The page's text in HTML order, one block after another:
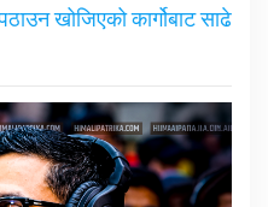
खोजिएको कार्गोबाट साढे